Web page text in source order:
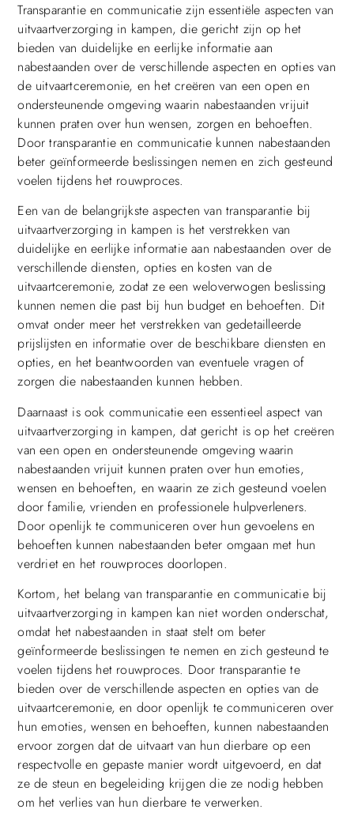
Transparantie en communicatie zijn essentiële aspecten van
uitvaartverzorging in kampen, die gericht zijn op het
bieden van duidelijke en eerlijke informatie aan
nabestaanden over de verschillende aspecten en opties van
de uitvaartceremonie, en het creëren van een open en
ondersteunende omgeving waarin nabestaanden vrijuit
kunnen praten over hun wensen, zorgen en behoeften.
Door transparantie en communicatie kunnen nabestaanden
beter geïnformeerde beslissingen nemen en zich gesteund
voelen tijdens het rouwproces.
Een van de belangrijkste aspecten van transparantie bij
uitvaartverzorging in kampen is het verstrekken van
duidelijke en eerlijke informatie aan nabestaanden over de
verschillende diensten, opties en kosten van de
uitvaartceremonie, zodat ze een weloverwogen beslissing
kunnen nemen die past bij hun budget en behoeften. Dit
omvat onder meer het verstrekken van gedetailleerde
prijslijsten en informatie over de beschikbare diensten en
opties, en het beantwoorden van eventuele vragen of
zorgen die nabestaanden kunnen hebben.
Daarnaast is ook communicatie een essentieel aspect van
uitvaartverzorging in kampen, dat gericht is op het creëren
van een open en ondersteunende omgeving waarin
nabestaanden vrijuit kunnen praten over hun emoties,
wensen en behoeften, en waarin ze zich gesteund voelen
door familie, vrienden en professionele hulpverleners.
Door openlijk te communiceren over hun gevoelens en
behoeften kunnen nabestaanden beter omgaan met hun
verdriet en het rouwproces doorlopen.
Kortom, het belang van transparantie en communicatie bij
uitvaartverzorging in kampen kan niet worden onderschat,
omdat het nabestaanden in staat stelt om beter
geïnformeerde beslissingen te nemen en zich gesteund te
voelen tijdens het rouwproces. Door transparantie te
bieden over de verschillende aspecten en opties van de
uitvaartceremonie, en door openlijk te communiceren over
hun emoties, wensen en behoeften, kunnen nabestaanden
ervoor zorgen dat de uitvaart van hun dierbare op een
respectvolle en gepaste manier wordt uitgevoerd, en dat
ze de steun en begeleiding krijgen die ze nodig hebben
om het verlies van hun dierbare te verwerken.